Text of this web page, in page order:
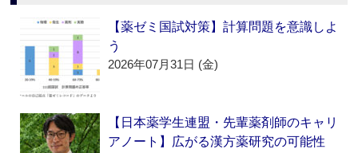
【薬ゼミ国試対策】計算問題を意識しよ
う
2026年07月31日 (金)
【日本薬学生連盟・先輩薬剤師のキャリ
アノート】広がる漢方薬研究の可能性